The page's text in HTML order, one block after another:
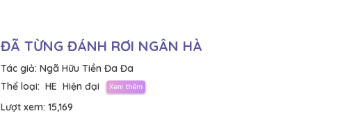
ĐÃ TỪNG ĐÁNH RƠI NGÂN HÀ
Tác giả: Ngã Hữu Tiền Đa Đa
Thể loại: HE Hiện đại
Lượt xem: 15,169